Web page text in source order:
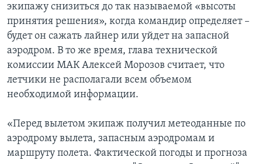
экипажу снизиться до так называемой «высоты
принятия решения», когда командир определяет –
будет он сажать лайнер или уйдет на запасной
аэродром. В то же время, глава технической
комиссии МАК Алексей Морозов считает, что
летчики не располагали всем объемом
необходимой информации.
«Перед вылетом экипаж получил метеоданные по
аэродрому вылета, запасным аэродромам и
маршруту полета. Фактической погоды и прогноза